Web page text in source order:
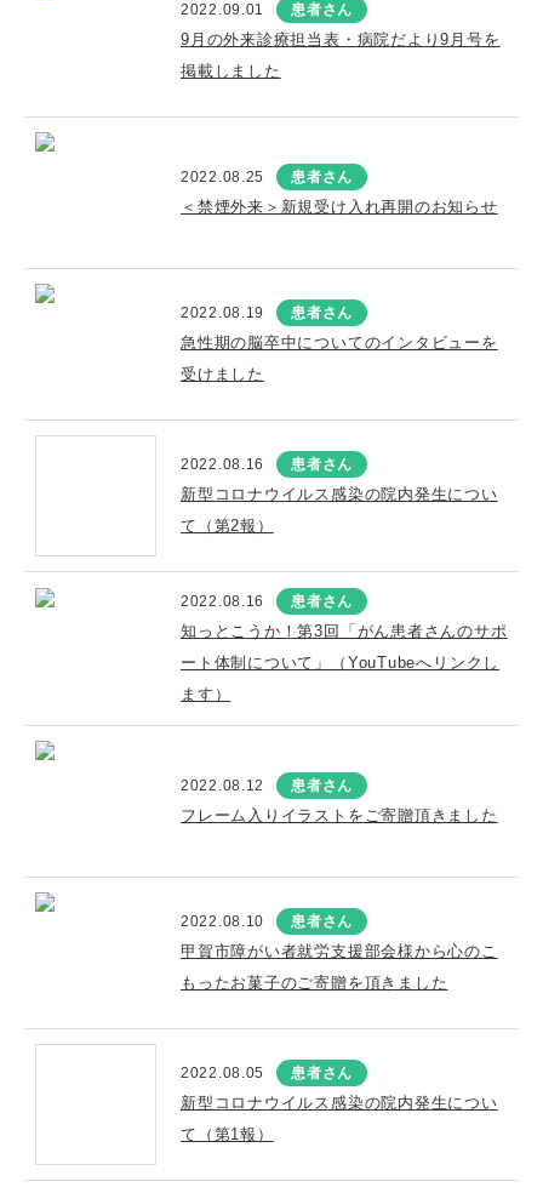
2022.09.01 患者さん
9月の外来診療担当表・病院だより9月号を
掲載しました
2022.08.25 患者さん
＜禁煙外来＞新規受け入れ再開のお知らせ
2022.08.19 患者さん
急性期の脳卒中についてのインタビューを
受けました
2022.08.16 患者さん
新型コロナウイルス感染の院内発生につい
て（第2報）
2022.08.16 患者さん
知っとこうか！第3回「がん患者さんのサポ
ート体制について」（YouTubeへリンクし
ます）
2022.08.12 患者さん
フレーム入りイラストをご寄贈頂きました
2022.08.10 患者さん
甲賀市障がい者就労支援部会様から心のこ
もったお菓子のご寄贈を頂きました
2022.08.05 患者さん
新型コロナウイルス感染の院内発生につい
て（第1報）